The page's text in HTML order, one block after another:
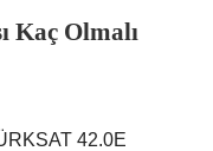
Kaç Olmalı
42.0E